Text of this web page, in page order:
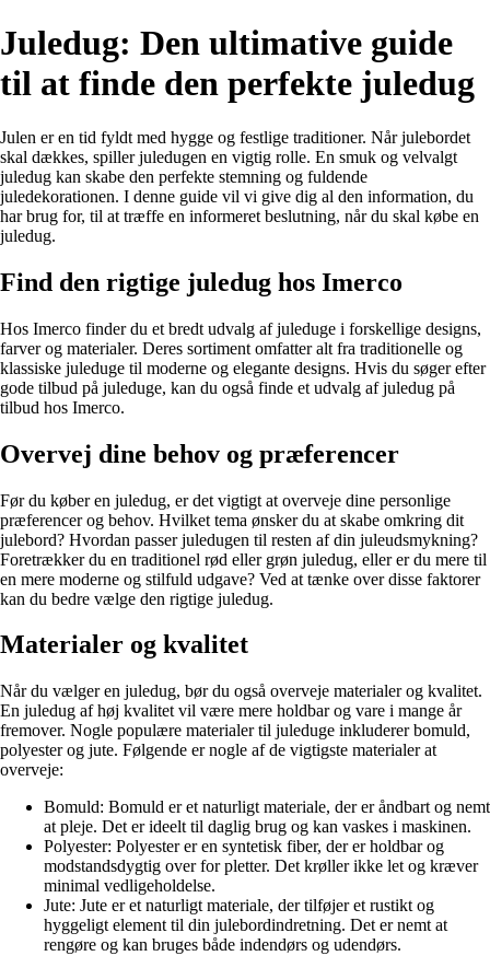
Juledug: Den ultimative guide
til at finde den perfekte juledug
Julen er en tid fyldt med hygge og festlige traditioner. Når julebordet
skal dækkes, spiller juledugen en vigtig rolle. En smuk og velvalgt
juledug kan skabe den perfekte stemning og fuldende
juledekorationen. I denne guide vil vi give dig al den information, du
har brug for, til at træffe en informeret beslutning, når du skal købe en
juledug.
Find den rigtige juledug hos Imerco
Hos Imerco finder du et bredt udvalg af juleduge i forskellige designs,
farver og materialer. Deres sortiment omfatter alt fra traditionelle og
klassiske juleduge til moderne og elegante designs. Hvis du søger efter
gode tilbud på juleduge, kan du også finde et udvalg af juledug på
tilbud hos Imerco.
Overvej dine behov og præferencer
Før du køber en juledug, er det vigtigt at overveje dine personlige
præferencer og behov. Hvilket tema ønsker du at skabe omkring dit
julebord? Hvordan passer juledugen til resten af din juleudsmykning?
Foretrækker du en traditionel rød eller grøn juledug, eller er du mere til
en mere moderne og stilfuld udgave? Ved at tænke over disse faktorer
kan du bedre vælge den rigtige juledug.
Materialer og kvalitet
Når du vælger en juledug, bør du også overveje materialer og kvalitet.
En juledug af høj kvalitet vil være mere holdbar og vare i mange år
fremover. Nogle populære materialer til juleduge inkluderer bomuld,
polyester og jute. Følgende er nogle af de vigtigste materialer at
overveje:
Bomuld: Bomuld er et naturligt materiale, der er åndbart og nemt
at pleje. Det er ideelt til daglig brug og kan vaskes i maskinen.
Polyester: Polyester er en syntetisk fiber, der er holdbar og
modstandsdygtig over for pletter. Det krøller ikke let og kræver
minimal vedligeholdelse.
Jute: Jute er et naturligt materiale, der tilføjer et rustikt og
hyggeligt element til din julebordindretning. Det er nemt at
rengøre og kan bruges både indendørs og udendørs.